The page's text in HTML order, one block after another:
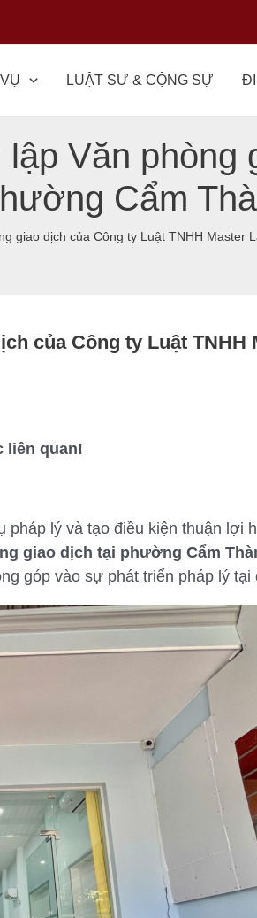
LUẬT SƯ & CỘNG SỰ
Văn phòng
Cẩm
Văn phòng giao dịch của Công ty Luật TNHH
của Công ty Luật
liên quan!
lý và tạo điều kiện thuận lợi
giao dịch tại phường Cẩm
góp vào sự phát triển pháp lý